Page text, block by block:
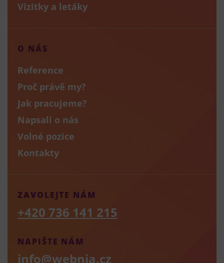
Vizitky a letáky
O NÁS
Reference
Proč právě my?
Jak pracujeme?
Napsali o nás
Volné pozice
Kontakty
NAPIŠTE NÁM
info@webnia.cz
ZAVOLEJTE NÁM
+420 736 141 215